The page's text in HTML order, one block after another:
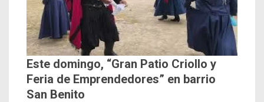
Este domingo, “Gran Patio Criollo y
Feria de Emprendedores” en barrio
San Benito